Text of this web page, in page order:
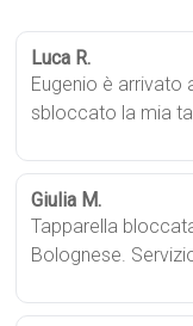
Luca R.
Eugenio è arrivato
sbloccato la mia
Giulia M.
Tapparella
Bolognese.